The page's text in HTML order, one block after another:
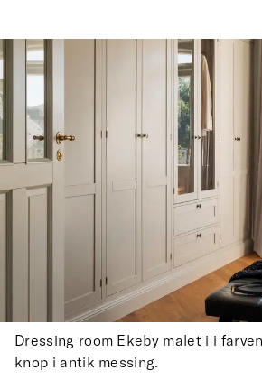
Dressing room Ekeby malet i i
knop i antik messing.